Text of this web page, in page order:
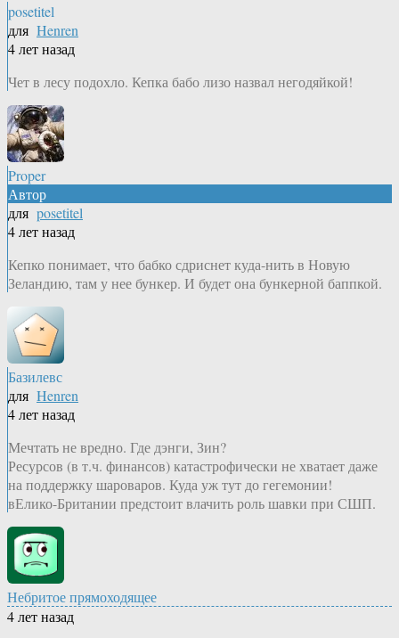
posetitel
для Henren
4 лет назад
Чет в лесу подохло. Кепка бабо лизо назвал негодяйкой!
Proper
Автор
для posetitel
4 лет назад
Кепко понимает, что бабко сдриснет куда-нить в Новую
Зеландию, там у нее бункер. И будет она бункерной баппкой.
Базилевс
для Henren
4 лет назад
Мечтать не вредно. Где дэнги, Зин?
Ресурсов (в т.ч. финансов) катастрофически не хватает даже
на поддержку шароваров. Куда уж тут до гегемонии!
вЕлико-Британии предстоит влачить роль шавки при СШП.
Небритое прямоходящее
4 лет назад